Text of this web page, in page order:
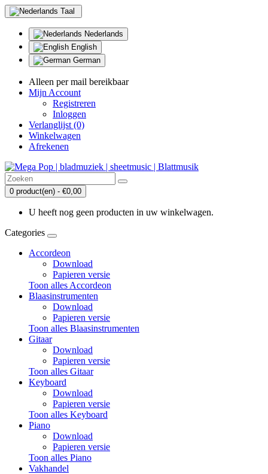
Taal
Nederlands
English
German
Alleen per mail bereikbaar
Mijn Account
Registreren
Inloggen
Verlanglijst (0)
Winkelwagen
Afrekenen
0 product(en) - €0,00
U heeft nog geen producten in uw winkelwagen.
Categories
Accordeon
Download
Papieren versie
Toon alles Accordeon
Blaasinstrumenten
Download
Papieren versie
Toon alles Blaasinstrumenten
Gitaar
Download
Papieren versie
Toon alles Gitaar
Keyboard
Download
Papieren versie
Toon alles Keyboard
Piano
Download
Papieren versie
Toon alles Piano
Vakhandel